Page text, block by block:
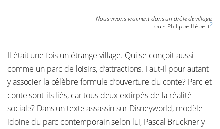
Nous vivons vraiment dans un drôle de village.
Louis-Philippe Hébert2
Il était une fois un étrange village. Qui se conçoit aussi
comme un parc de loisirs, d’attractions. Faut-il pour autant
y associer la célèbre formule d’ouverture du conte? Parc et
conte sont-ils liés, car tous deux extirpés de la réalité
sociale? Dans un texte assassin sur Disneyworld, modèle
idoine du parc contemporain selon lui, Pascal Bruckner y